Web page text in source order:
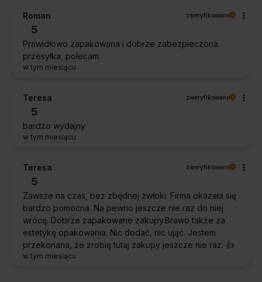
Roman zweryfikowano
5
Prawidłowo zapakowana i dobrze zabezpieczona
przesyłka, polecam.
w tym miesiącu
Teresa zweryfikowano
5
bardzo wydajny
w tym miesiącu
Teresa zweryfikowano
5
Zawsze na czas, bez zbędnej zwłoki. Firma okazała się
bardzo pomocna. Na pewno jeszcze nie raz do niej
wrócę. Dobrze zapakowane zakupy.Brawo także za
estetykę opakowania. Nic dodać, nic ująć. Jestem
przekonana, że zrobię tutaj zakupy jeszcze nie raz. 👍️
w tym miesiącu